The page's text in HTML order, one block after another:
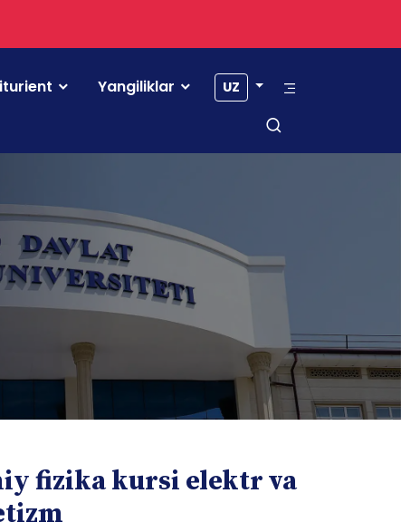
Yangiliklar UZ
fizika kursi elektr va